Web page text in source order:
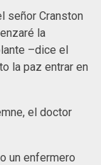
señor Cranston
la
–dice el
la paz entrar en
el doctor
un enfermero